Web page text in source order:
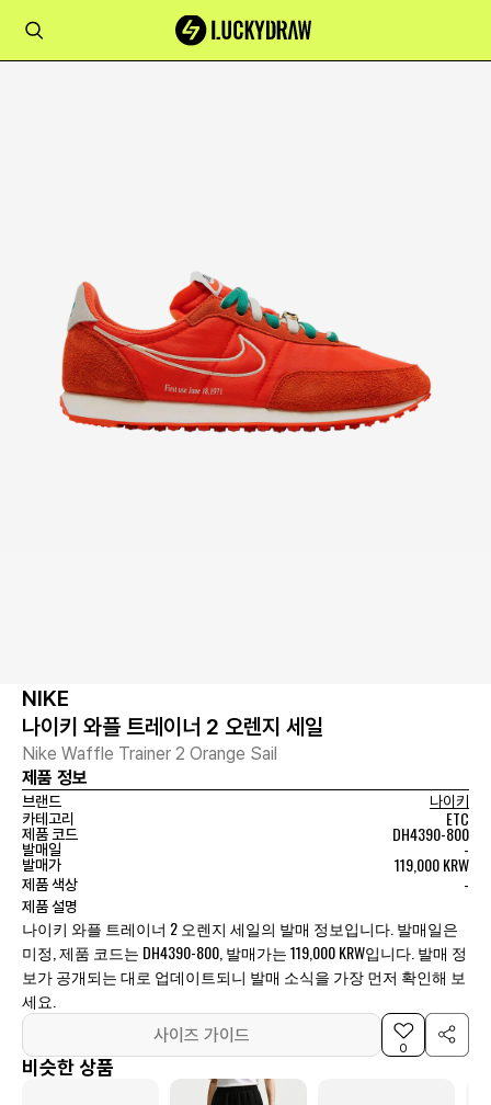
NIKE
나이키 와플 트레이너 2 오렌지 세일
Nike Waffle Trainer 2 Orange Sail
제품 정보
브랜드
나이키
카테고리
ETC
제품 코드 DH4390-800
발매일 -
발매가 119,000 KRW
제품 색상 -
제품 설명
나이키 와플 트레이너 2 오렌지 세일의 발매 정보입니다. 발매일은
미정, 제품 코드는 DH4390-800, 발매가는 119,000 KRW입니다. 발매 정
보가 공개되는 대로 업데이트되니 발매 소식을 가장 먼저 확인해 보
세요.
사이즈 가이드
0
비슷한 상품